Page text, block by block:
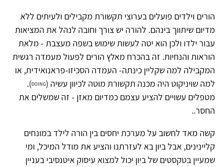
הורים וילדים פועלים בערוצי תקשורת מקבילים ולעיתים ללא
מדיום שיתווך בינהם. להורה יש צורך וחובה לנהל את המציאות
עבור ילדו ולכן הוא יטה לעשות שימוש בשפה מעצבת - מלאת
הוראות והנחיות. זה בהכרח מאלץ הורים לפעול מעמדה רגשית
המקבילה למה שקליין כינתה- העמדה הסכיזו-פראנואידית, או
למה שויניקוט היה מכנה תקשורת מוטה לכיוון עשיה (
DOING
).
מטפלים עשויים להציע עצמם כמדיום מאזן - זה שמשלים את
החסר..
קשה מאד לחשוב על מערכת יחסים בין הורה לילד במונחים
קליינינים, אבל ביון בא לעזרתנו והציע את מודל המיכל, ומי
שמעיין בטקסטים של ביון יכול למצוא עיסוק איטנסיבי בעניין